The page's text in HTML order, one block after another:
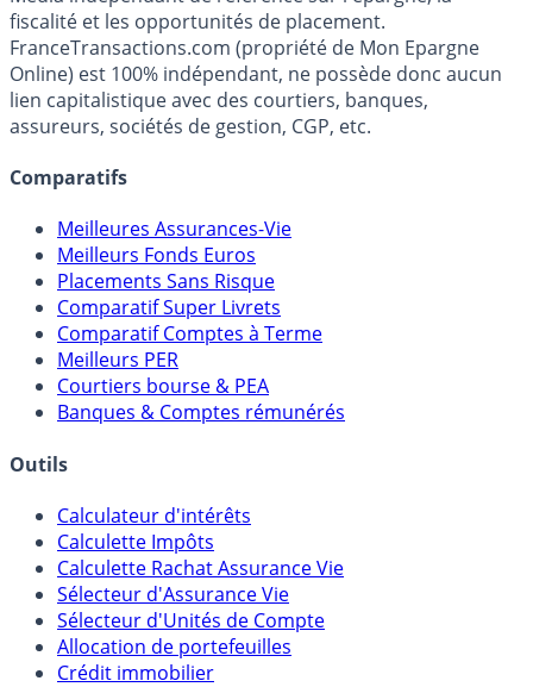
fiscalité et les opportunités de placement.
FranceTransactions.com (propriété de Mon Epargne
Online) est 100% indépendant, ne possède donc aucun
lien capitalistique avec des courtiers, banques,
assureurs, sociétés de gestion, CGP, etc.
Comparatifs
Meilleures Assurances-Vie
Meilleurs Fonds Euros
Placements Sans Risque
Comparatif Super Livrets
Comparatif Comptes à Terme
Meilleurs PER
Courtiers bourse & PEA
Banques & Comptes rémunérés
Outils
Calculateur d'intérêts
Calculette Impôts
Calculette Rachat Assurance Vie
Sélecteur d'Assurance Vie
Sélecteur d'Unités de Compte
Allocation de portefeuilles
Crédit immobilier